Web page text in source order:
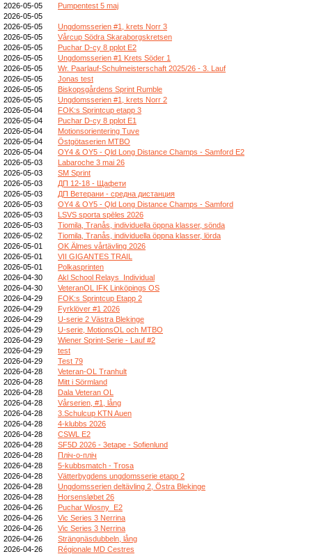
2026-05-05
Pumpentest 5 maj
2026-05-05
2026-05-05
Ungdomsserien #1, krets Norr 3
2026-05-05
Vårcup Södra Skaraborgskretsen
2026-05-05
Puchar D-cy 8 pplot E2
2026-05-05
Ungdomsserien #1 Krets Söder 1
2026-05-05
Wr. Paarlauf-Schulmeisterschaft 2025/26 - 3. Lauf
2026-05-05
Jonas test
2026-05-05
Biskopsgårdens Sprint Rumble
2026-05-05
Ungdomsserien #1, krets Norr 2
2026-05-04
FOK:s Sprintcup etapp 3
2026-05-04
Puchar D-cy 8 pplot E1
2026-05-04
Motionsorientering Tuve
2026-05-04
Östgötaserien MTBO
2026-05-04
OY4 & OY5 - Qld Long Distance Champs - Samford E2
2026-05-03
Labaroche 3 mai 26
2026-05-03
SM Sprint
2026-05-03
ДП 12-18 - Щафети
2026-05-03
ДП Ветерани - средна дистанция
2026-05-03
OY4 & OY5 - Qld Long Distance Champs - Samford
2026-05-03
LSVS sporta spēles 2026
2026-05-03
Tiomila, Tranås, individuella öppna klasser, sönda
2026-05-02
Tiomila, Tranås, individuella öppna klasser, lörda
2026-05-01
OK Älmes vårtävling 2026
2026-05-01
VII GIGANTES TRAIL
2026-05-01
Polkasprinten
2026-04-30
Akl School Relays_Individual
2026-04-30
VeteranOL IFK Linköpings OS
2026-04-29
FOK:s Sprintcup Etapp 2
2026-04-29
Fyrklöver #1 2026
2026-04-29
U-serie 2 Västra Blekinge
2026-04-29
U-serie, MotionsOL och MTBO
2026-04-29
Wiener Sprint-Serie - Lauf #2
2026-04-29
test
2026-04-29
Test 79
2026-04-28
Veteran-OL Tranhult
2026-04-28
Mitt i Sörmland
2026-04-28
Dala Veteran OL
2026-04-28
Vårserien, #1, lång
2026-04-28
3.Schulcup KTN Auen
2026-04-28
4-klubbs 2026
2026-04-28
CSWL E2
2026-04-28
SF5D 2026 - 3etape - Sofienlund
2026-04-28
Пліч-о-пліч
2026-04-28
5-kubbsmatch - Trosa
2026-04-28
Vätterbygdens ungdomsserie etapp 2
2026-04-28
Ungdomsserien deltävling 2, Östra Blekinge
2026-04-28
Horsensløbet 26
2026-04-26
Puchar Wiosny_E2
2026-04-26
Vic Series 3 Nerrina
2026-04-26
Vic Series 3 Nerrina
2026-04-26
Strängnäsdubbeln, lång
2026-04-26
Régionale MD Cestres